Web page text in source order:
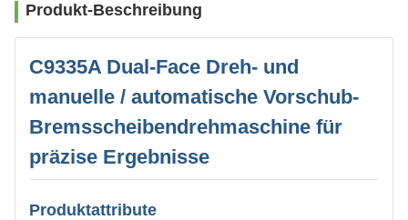
Produkt-Beschreibung
C9335A Dual-Face Dreh- und
manuelle / automatische Vorschub-
Bremsscheibendrehmaschine für
präzise Ergebnisse
Produktattribute